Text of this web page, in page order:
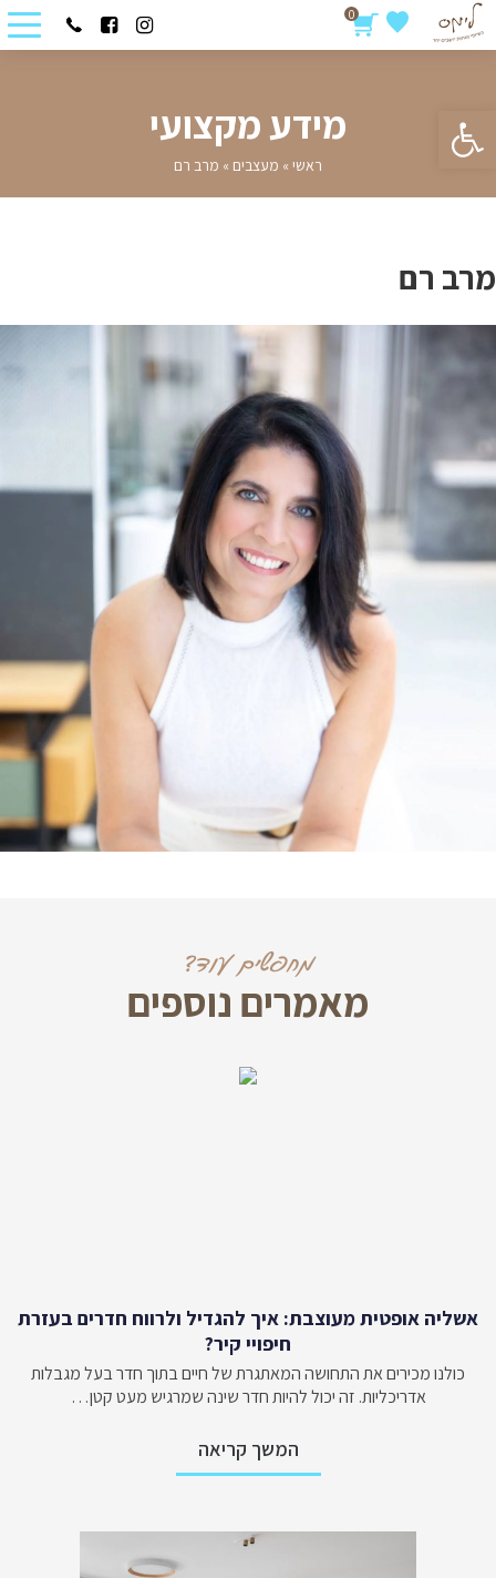
פתח סרגל נגישות
0
מידע מקצועי
ראשי » מעצבים » מרב רם
מרב רם
מחפשים עוד?
מאמרים נוספים
אשליה אופטית מעוצבת: איך להגדיל ולרווח חדרים בעזרת
חיפויי קיר?
כולנו מכירים את התחושה המאתגרת של חיים בתוך חדר בעל מגבלות
אדריכליות. זה יכול להיות חדר שינה שמרגיש מעט קטן…
המשך קריאה